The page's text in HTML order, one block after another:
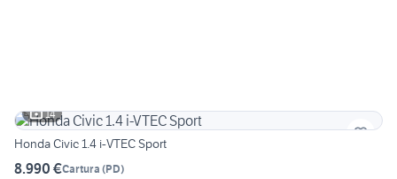
14
Honda Civic 1.4 i-VTEC Sport
8.990 €Cartura (PD)